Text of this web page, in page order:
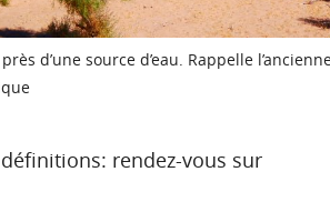
d’une source d’eau. Rappelle
rendez-vous sur